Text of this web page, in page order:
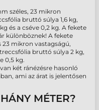
széles, 23 mikron
bruttó súlya 1,6 kg,
és a cséve 0,2 kg. A fekete
különböznek! A fekete
23 mikron vastagságú,
bruttó súlya 2 kg,
0,5 kg.
két ránézésre hasonló
ami az árat is jelentősen
MÉTER?